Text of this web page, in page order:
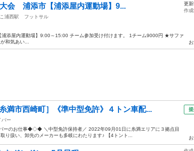
会 浦添市【浦添屋内運動場】9...
浦西駅
フットサル
添屋内運動場】9:00～15:00 チーム参加受け付けます。 1チーム9000円 ★サファ
和気あい...
更
作
満市西崎町］《準中型免許》４トン車配...
バー
のお仕事◆◇◆ ＼中型免許保持者／ 2022年09月01日に糸満エリアに３拠点目
り扱い、卸先のメーカーも多岐にわたります♪ 【4トント...